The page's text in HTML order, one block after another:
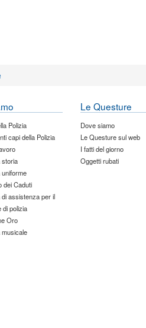
Polizia
capi della Polizia
storia
dei Caduti
di assistenza per il
di polizia
Oro
musicale
Le Questure
Dove siamo
Le Questure sul web
I fatti del giorno
Oggetti rubati